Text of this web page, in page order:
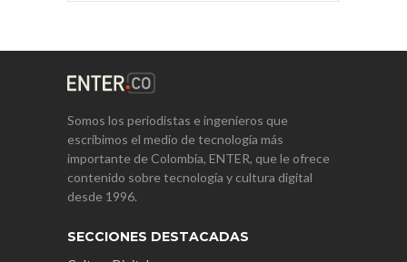
Somos los periodistas e ingenieros que
escribimos el medio de tecnología más
importante de Colombia, ENTER, que le ofrece
contenido sobre tecnología y cultura digital
desde 1996.
SECCIONES DESTACADAS